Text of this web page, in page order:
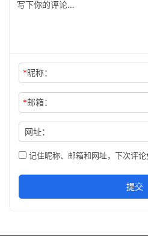
*昵称：
*邮箱：
网址：
记住昵称、邮箱和网址，下次评论
提交